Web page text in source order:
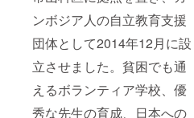
ンボジア人の自立教育支援
団体として2014年12月に設
立させました。貧困でも通
えるボランティア学校、優
秀な先生の育成、日本への